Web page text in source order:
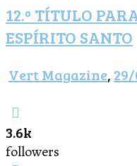
12.º TÍTULO
ESPÍRITO SANTO
Vert Magazine,
3.6k
followers